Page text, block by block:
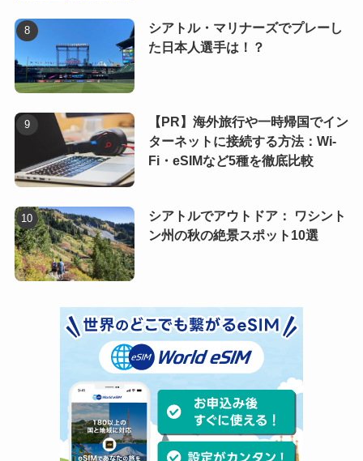
シアトル・マリナーズでプレーし
た日本人選手は！？
【PR】海外旅行や一時帰国でイン
ターネットに接続する方法：Wi-
Fi・eSIMなど5種を徹底比較
シアトルでアウトドア： ワシント
ン州の秋の絶景スポット10選